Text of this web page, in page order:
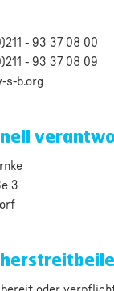
- 93 37 08 00
- 93 37 08 09
s-b.org
3